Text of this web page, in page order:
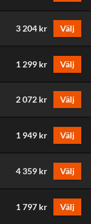
3 204 kr Välj
1 299 kr Välj
2 072 kr Välj
1 949 kr Välj
4 359 kr Välj
1 797 kr Välj